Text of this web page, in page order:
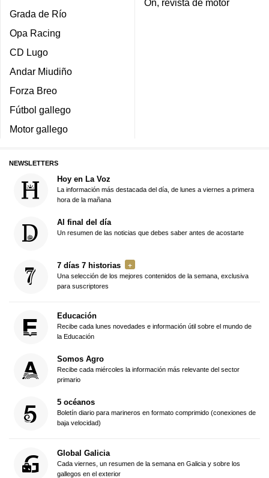
Grada de Río
Opa Racing
CD Lugo
Andar Miudiño
Forza Breo
Fútbol gallego
Motor gallego
On, revista de motor
NEWSLETTERS
Hoy en La Voz
La información más destacada del día, de lunes a viernes a primera
hora de la mañana
Al final del día
Un resumen de las noticias que debes saber antes de acostarte
7 días 7 historias
Una selección de los mejores contenidos de la semana, exclusiva
para suscriptores
Educación
Recibe cada lunes novedades e información útil sobre el mundo de
la Educación
Somos Agro
Recibe cada miércoles la información más relevante del sector
primario
5 océanos
Boletín diario para marineros en formato comprimido (conexiones de
baja velocidad)
Global Galicia
Cada viernes, un resumen de la semana en Galicia y sobre los
gallegos en el exterior